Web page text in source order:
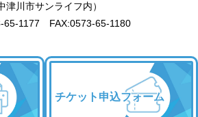
津川市サンライフ内）
65-1177 FAX:0573-65-1180
チケット申込フォーム